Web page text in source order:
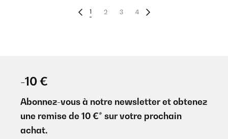
1 2 3 4
-10 €
Abonnez-vous à notre newsletter et obtenez
une remise de 10 €* sur votre prochain
achat.